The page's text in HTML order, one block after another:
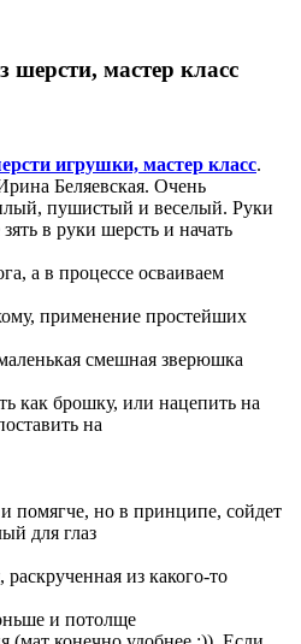
шерсти, мастер класс
игрушки, мастер класс.
Беляевская. Очень
пушистый и веселый. Руки
зять в руки шерсть и начать
а в процессе осваиваем
применение простейших
смешная зверюшка
как брошку, или нацепить на
на
помягче, но в принципе, сойдет
для глаз
из какого-то
и потолще